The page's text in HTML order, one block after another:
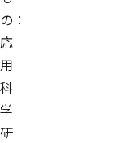
の：
応
用
科
学
研